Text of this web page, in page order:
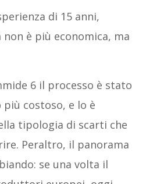
di 15 anni,
è più economica, ma
6 il processo è stato
più costoso, e lo è
tipologia di scarti che
Peraltro, il panorama
se una volta il